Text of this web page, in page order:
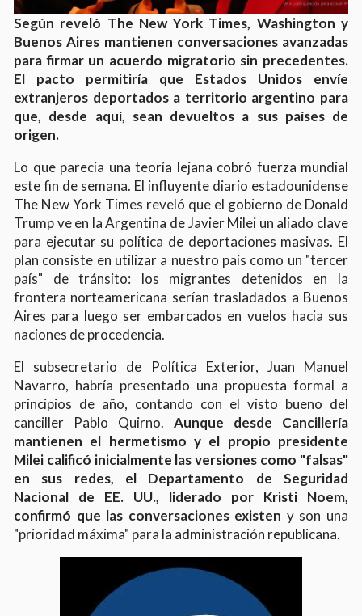
Según reveló The New York Times, Washington y
Buenos Aires mantienen conversaciones avanzadas
para firmar un acuerdo migratorio sin precedentes.
El pacto permitiría que Estados Unidos envíe
extranjeros deportados a territorio argentino para
que, desde aquí, sean devueltos a sus países de
origen.
Lo que parecía una teoría lejana cobró fuerza mundial
este fin de semana. El influyente diario estadounidense
The New York Times reveló que el gobierno de Donald
Trump ve en la Argentina de Javier Milei un aliado clave
para ejecutar su política de deportaciones masivas. El
plan consiste en utilizar a nuestro país como un "tercer
país" de tránsito: los migrantes detenidos en la
frontera norteamericana serían trasladados a Buenos
Aires para luego ser embarcados en vuelos hacia sus
naciones de procedencia.
El subsecretario de Política Exterior, Juan Manuel
Navarro, habría presentado una propuesta formal a
principios de año, contando con el visto bueno del
canciller Pablo Quirno. Aunque desde Cancillería
mantienen el hermetismo y el propio presidente
Milei calificó inicialmente las versiones como "falsas"
en sus redes, el Departamento de Seguridad
Nacional de EE. UU., liderado por Kristi Noem,
confirmó que las conversaciones existen y son una
"prioridad máxima" para la administración republicana.